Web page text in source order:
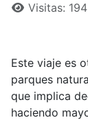
Visitas:
Este viaje es
parques
que implica
haciendo